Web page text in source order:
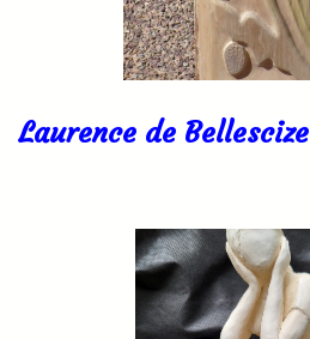
Laurence de Bellescize